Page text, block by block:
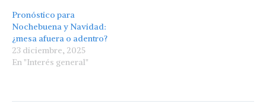
Pronóstico para
Nochebuena y Navidad:
¿mesa afuera o adentro?
23 diciembre, 2025
En "Interés general"